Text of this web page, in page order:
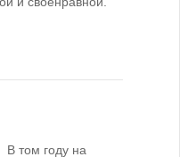
В том году на